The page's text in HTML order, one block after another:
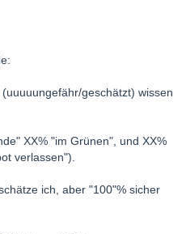
geschätzt) wissen
XX% "im Grünen", und XX%
verlassen").
ich, aber "100"% sicher